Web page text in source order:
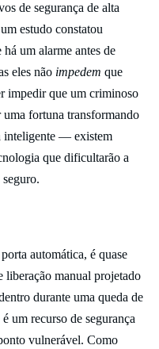
de segurança de alta
estudo constatou
um alarme antes de
eles não impedem que
impedir que um criminoso
uma fortuna transformando
inteligente — existem
que dificultarão a
automática, é quase
liberação manual projetado
durante uma queda de
um recurso de segurança
vulnerável. Como